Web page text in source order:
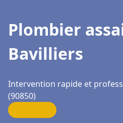
Plombier
Bavilliers
Intervention rapide et
(90850)